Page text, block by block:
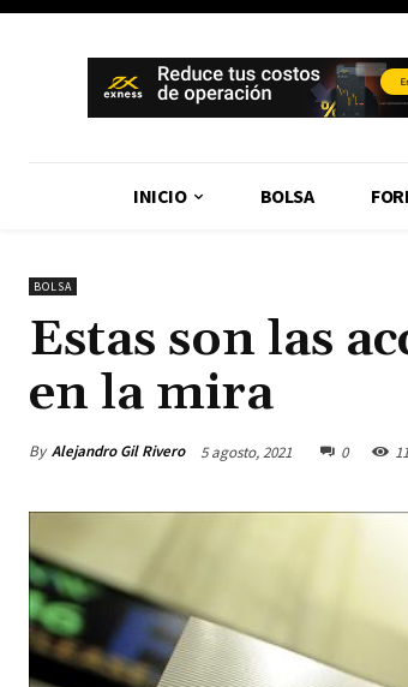
INICIO BOLSA
BOLSA
Estas son las
en la mira
By Alejandro Gil Rivero 5 agosto, 2021 0